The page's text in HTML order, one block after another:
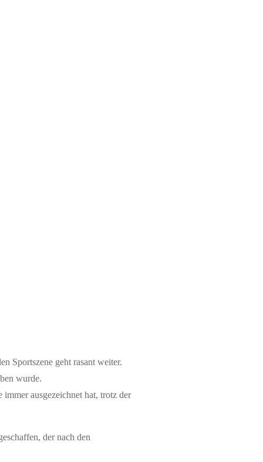
Sportszene geht rasant weiter.
wurde.
ausgezeichnet hat, trotz der
der nach den